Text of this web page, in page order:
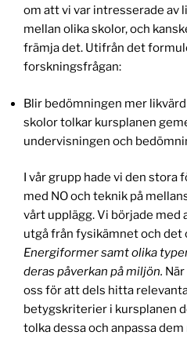
om att vi var intresserade av
mellan olika skolor, och
främja det. Utifrån det
forskningsfrågan:
Blir bedömningen mer
skolor tolkar kursplanen
undervisningen och
I vår grupp hade vi den stora
med NO och teknik på
vårt upplägg. Vi började med
utgå från fysikämnet och det
Energiformer samt olika
deras påverkan på miljön.
oss för att dels hitta
betygskriterier i kursplanen
tolka dessa och anpassa